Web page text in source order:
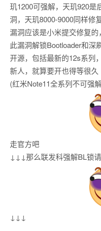
玑1200可强解，天玑920是
洞，天玑8000-9000同样修
漏洞应该是小米提交修复
此漏洞解锁Bootloader和深
开源，包括最新的12s系列
新人，就算要开也得等很久
(红米Note11全系列不可强
走官方吧
↓↓↓那么联发科强解BL锁
↓↓↓